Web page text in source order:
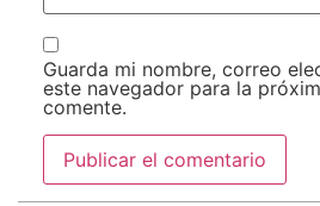
Guarda mi nombre, correo
este navegador para la
comente.